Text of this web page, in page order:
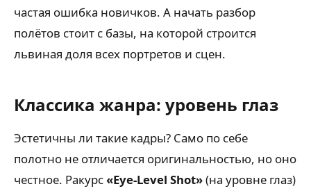
частая ошибка новичков. А начать разбор
полётов стоит с базы, на которой строится
львиная доля всех портретов и сцен.
Классика жанра: уровень глаз
Эстетичны ли такие кадры? Само по себе
полотно не отличается оригинальностью, но оно
честное. Ракурс«Eye-Level Shot»(на уровне глаз)